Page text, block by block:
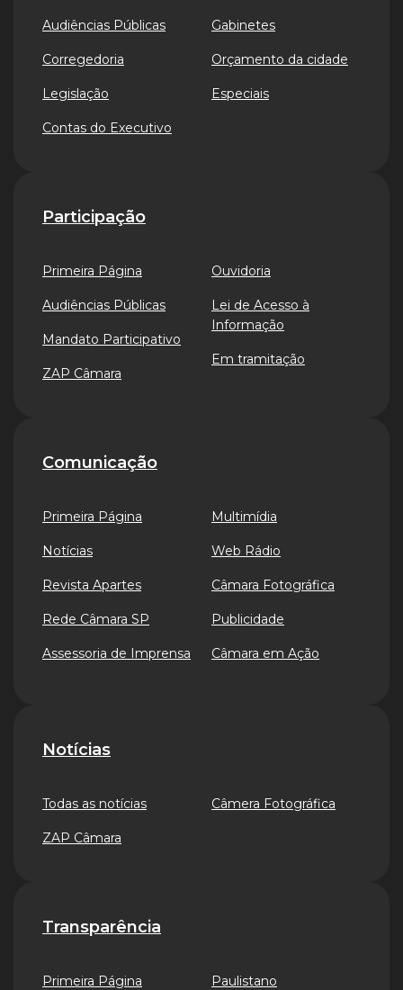
Audiências Públicas
Corregedoria
Legislação
Contas do Executivo
Gabinetes
Orçamento da cidade
Especiais
Participação
Primeira Página
Audiências Públicas
Mandato Participativo
ZAP Câmara
Ouvidoria
Lei de Acesso à
Informação
Em tramitação
Comunicação
Primeira Página
Notícias
Revista Apartes
Rede Câmara SP
Assessoria de Imprensa
Multimídia
Web Rádio
Câmara Fotográfica
Publicidade
Câmara em Ação
Notícias
Todas as notícias
ZAP Câmara
Câmera Fotográfica
Transparência
Primeira Página Paulistano